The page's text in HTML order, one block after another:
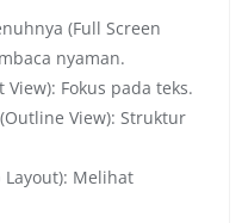
(Full Screen
nyaman.
Fokus pada teks.
View): Struktur
Layout): Melihat